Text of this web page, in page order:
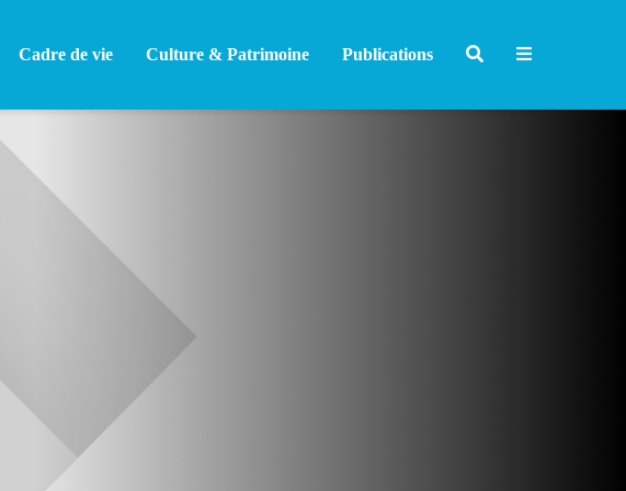
Cadre de vie Culture & Patrimoine Publications